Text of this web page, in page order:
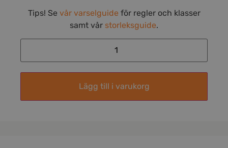
Tips! Se vår varselguide för regler och klasser
samt vår storleksguide.
Lägg till i varukorg